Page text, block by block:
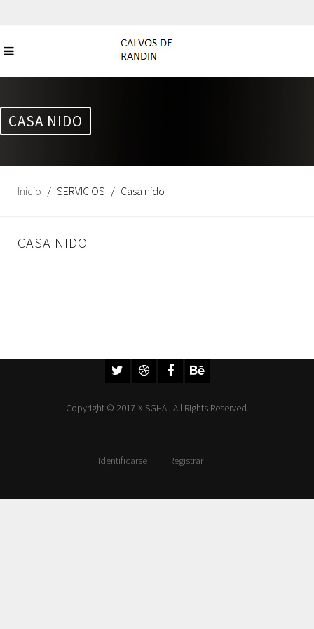
CASA NIDO
Inicio SERVICIOS Casa nido
CASA NIDO
Copyright © 2017 XISGHA | All Rights Reserved.
Identificarse Registrar